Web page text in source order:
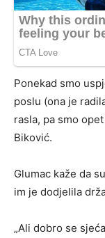
Ponekad smo
poslu (ona je
rasla, pa smo
Biković.
Glumac kaže da
im je dodjelila
„Ali dobro se